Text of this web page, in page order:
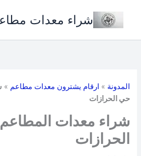
المحتوى
شراء معدات
المدونة » ارقام يشترون معدات مطاعم »
حي الحرازات
شراء معدات
الحرازات